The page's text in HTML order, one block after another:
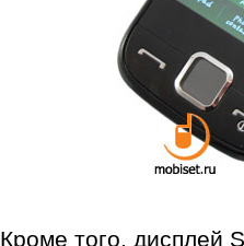
Кроме того, дисплей